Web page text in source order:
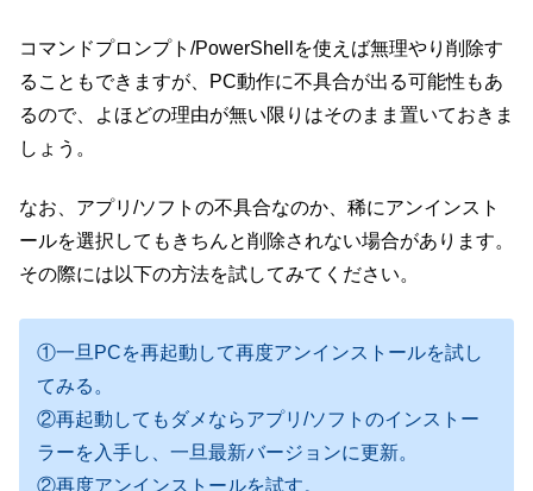
コマンドプロンプト/PowerShellを使えば無理やり削除す
ることもできますが、PC動作に不具合が出る可能性もあ
るので、よほどの理由が無い限りはそのまま置いておきま
しょう。
なお、アプリ/ソフトの不具合なのか、稀にアンインスト
ールを選択してもきちんと削除されない場合があります。
その際には以下の方法を試してみてください。
①一旦PCを再起動して再度アンインストールを試し
てみる。
②再起動してもダメならアプリ/ソフトのインストー
ラーを入手し、一旦最新バージョンに更新。
②再度アンインストールを試す。